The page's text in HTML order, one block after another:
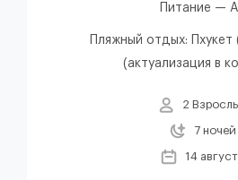
Питание — AI
Пляжный отдых: Пхукет
(актуализация в
2
7 ночей
14